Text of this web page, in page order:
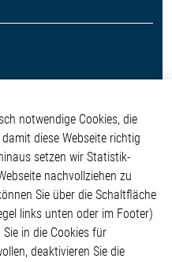
notwendige Cookies, die
diese Webseite richtig
setzen wir Statistik-
nachvollziehen zu
Sie über die Schaltfläche
links unten oder im Footer)
in die Cookies für
deaktivieren Sie die